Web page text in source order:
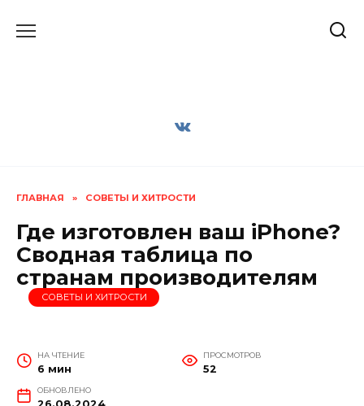
ГЛАВНАЯ » СОВЕТЫ И ХИТРОСТИ
Где изготовлен ваш iPhone?
Сводная таблица по
странам производителям
СОВЕТЫ И ХИТРОСТИ
НА ЧТЕНИЕ
6 мин
ПРОСМОТРОВ
52
ОБНОВЛЕНО